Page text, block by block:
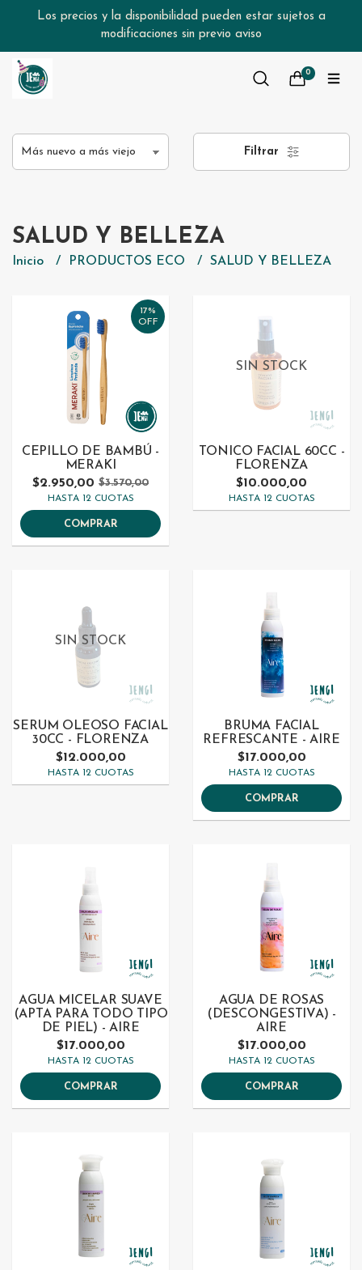
Los precios y la disponibilidad pueden estar sujetos a
modificaciones sin previo aviso
0
Filtrar
SALUD Y BELLEZA
Inicio PRODUCTOS ECO SALUD Y BELLEZA
17%
OFF
CEPILLO DE BAMBÚ -
MERAKI
$2.950,00 $3.570,00
HASTA 12 CUOTAS
COMPRAR
SIN STOCK
TONICO FACIAL 60CC -
FLORENZA
$10.000,00
HASTA 12 CUOTAS
SIN STOCK
SERUM OLEOSO FACIAL
30CC - FLORENZA
$12.000,00
HASTA 12 CUOTAS
BRUMA FACIAL
REFRESCANTE - AIRE
$17.000,00
HASTA 12 CUOTAS
COMPRAR
AGUA MICELAR SUAVE
(APTA PARA TODO TIPO
DE PIEL) - AIRE
$17.000,00
HASTA 12 CUOTAS
COMPRAR
AGUA DE ROSAS
(DESCONGESTIVA) -
AIRE
$17.000,00
HASTA 12 CUOTAS
COMPRAR